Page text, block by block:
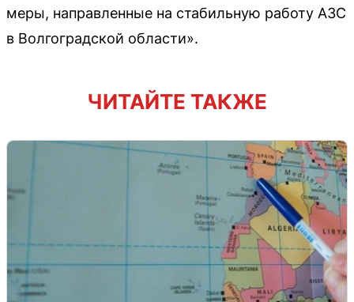
меры, направленные на стабильную работу АЗС
в Волгоградской области».
ЧИТАЙТЕ ТАКЖЕ